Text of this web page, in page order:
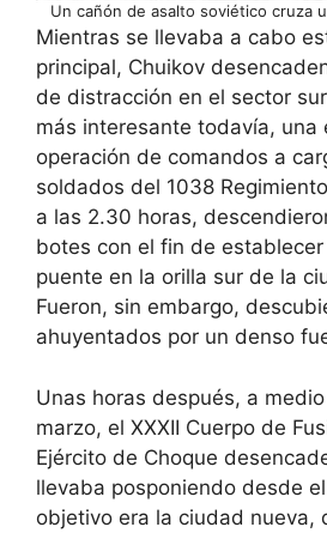
Un cañón de asalto soviético cruza
Mientras se llevaba a cabo
principal, Chuikov
de distracción en el sector
más interesante todavía, una
operación de comandos a
soldados del 1038
a las 2.30 horas,
botes con el fin de
puente en la orilla sur de la
Fueron, sin embargo,
ahuyentados por un denso
Unas horas después, a
marzo, el XXXII Cuerpo de
Ejército de Choque
llevaba posponiendo desde
objetivo era la ciudad nueva,